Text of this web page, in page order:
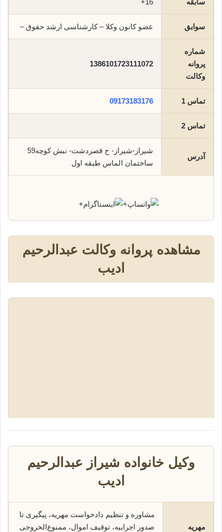
سوابق عضو کانون وکلا – کارشناسی ارشد حقوق –
شماره
پروانه
وکالت
1386101723111072
تماس 1 09173183176
تماس 2
آدرس
شیراز-شیراز- ح قصردشت- نبش کوچه59
ساختمان الماس طبقه اول
+
+
مشاهده پروانه وکالت عبدالرحیم
ادیب
وکیل خانواده شیراز عبدالرحیم
ادیب
مهریه
مشاوره و تنظیم دادخواست مهریه، پیگیری تا
صدور اجراییه، توقیف اموال، ممنوع‌الخروجی